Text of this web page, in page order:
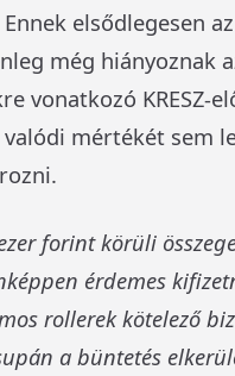
elsődlegesen
még hiányoznak
vonatkozó KRESZ-
valódi mértékét sem
forint körüli
érdemes
rollerek kötelező
a büntetés